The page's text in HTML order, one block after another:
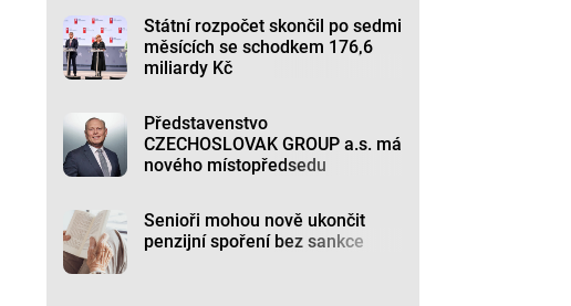
Státní rozpočet skončil po sedmi
měsících se schodkem 176,6
miliardy Kč
Představenstvo
CZECHOSLOVAK GROUP a.s. má
nového místopředsedu
Senioři mohou nově ukončit
penzijní spoření bez sankce